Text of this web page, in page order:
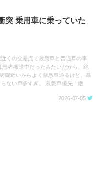
突 乗用車に乗っていた
くの交差点で救急車と普通車の事
患者搬送中だったみたいだから、絶
院近いからよく救急車通るけど、最
ない車多すぎ。 救急車優先！絶
2026-07-05